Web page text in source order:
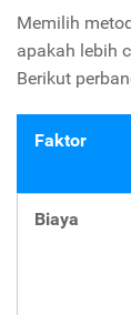
Memilih
apakah lebih
Berikut
Faktor
Biaya